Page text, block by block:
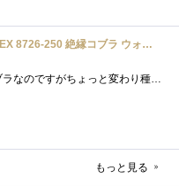
クニペックス KNIPEX 8726-250 絶縁コブラ ウォーターポンププライヤー 1000V
クニペックスのコブラなのですがちょっと変わり種の電気工事用の絶縁コブラになります。グリップ部分が絶縁仕様になっているだけで普通の用�...
もっと見る